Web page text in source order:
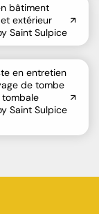
bâtiment
extérieur
Saint Sulpice
en entretien
de tombe
Saint Sulpice